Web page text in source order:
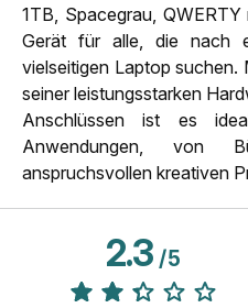
1TB, Spacegrau,
Gerät für alle, die nach
vielseitigen Laptop suchen.
seiner leistungsstarken
Anschlüssen ist es
Anwendungen, von
anspruchsvollen kreativen
2.3/5